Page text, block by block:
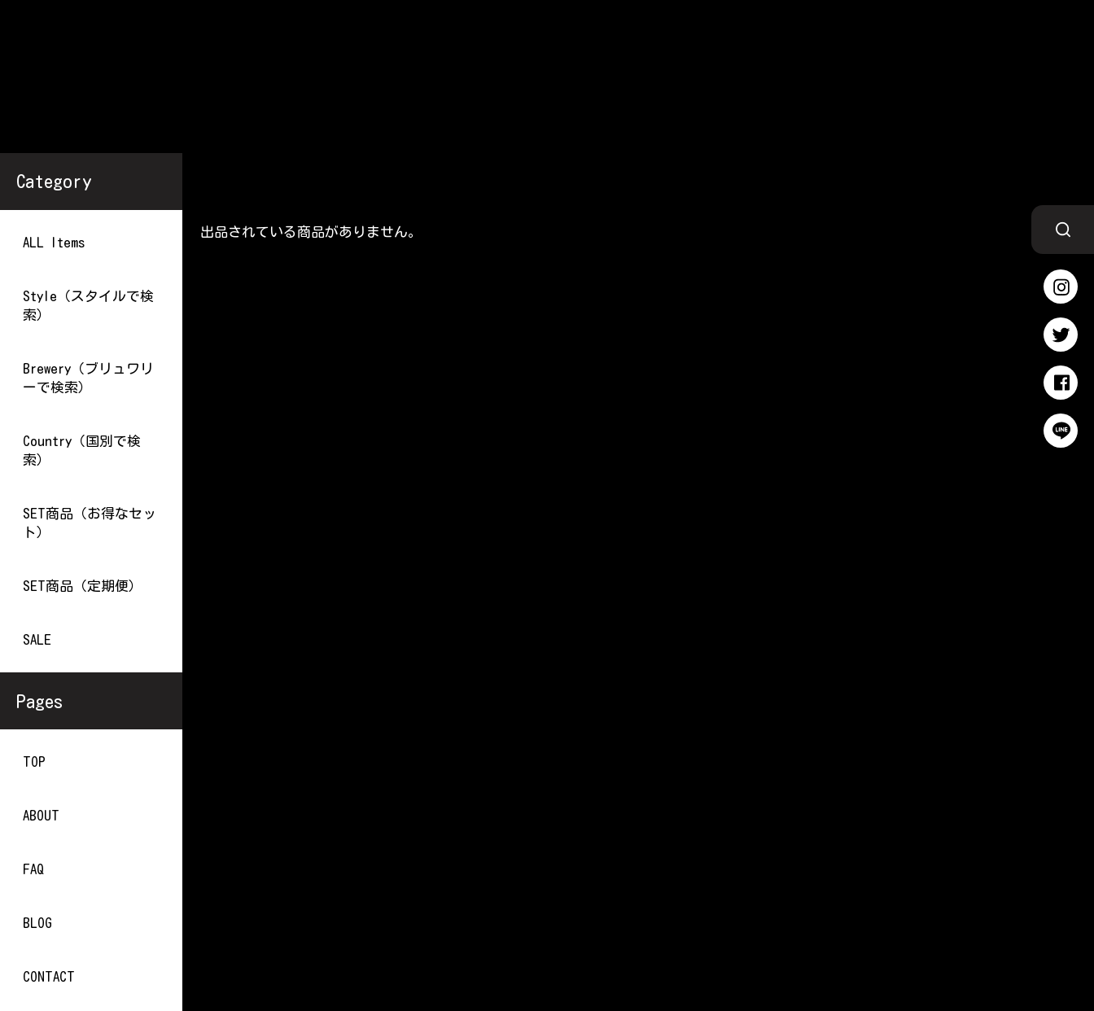
Pages
TOP
ABOUT
FAQ
BLOG
CONTACT
Category
ALL Items
Style（スタイルで検
索）
Brewery（ブリュワリ
ーで検索）
Country（国別で検
索）
SET商品（お得なセッ
ト）
SET商品（定期便）
SALE
出品されている商品がありません。